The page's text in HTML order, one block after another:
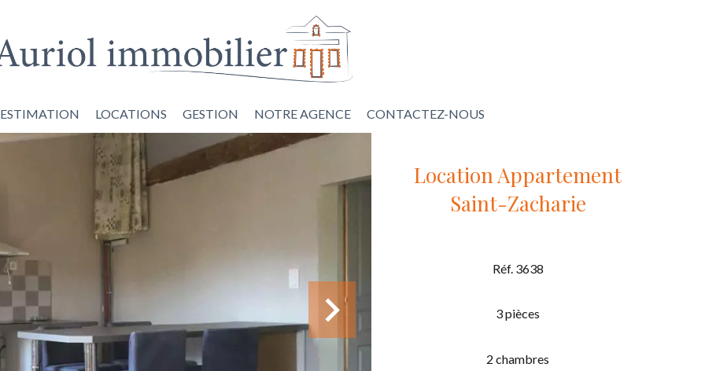
ESTIMATION LOCATIONS GESTION NOTRE AGENCE CONTACTEZ-NOUS
Location Appartement
Saint-Zacharie
Réf. 3638
3 pièces
2 chambres